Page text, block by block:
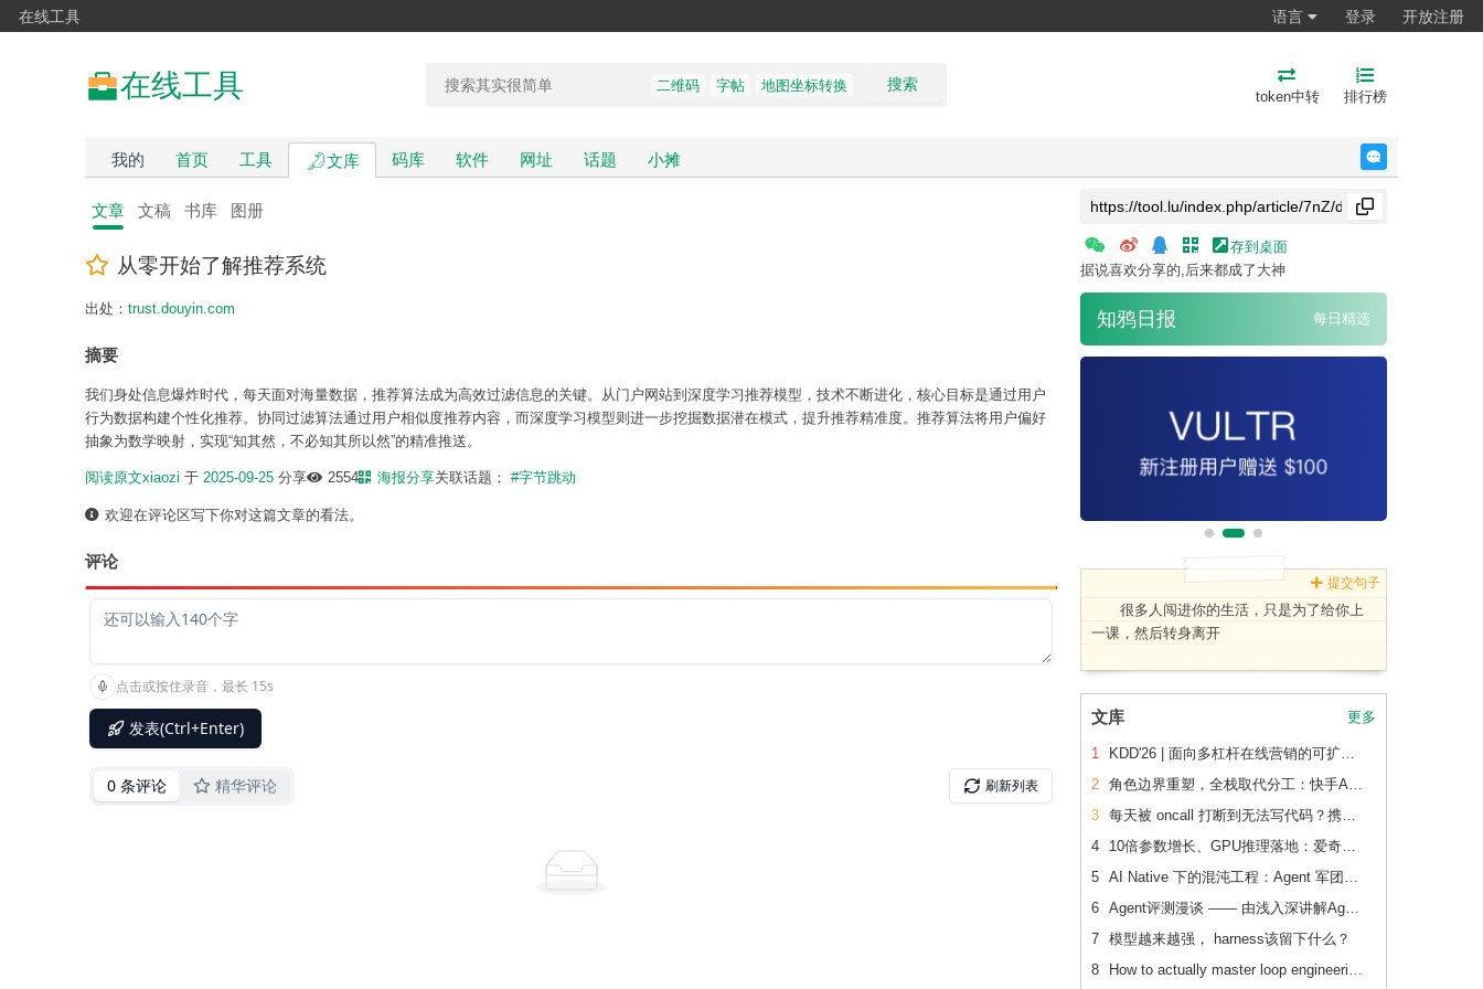
在线工具 语言 登录 开放注册
在线工具 搜索
二维码 字帖 地图坐标转换
token中转 排行榜
我的 首页 工具 文库 码库 软件 网址 话题 小摊
文章 文稿 书库 图册
从零开始了解推荐系统
出处： trust.douyin.com
摘要
我们身处信息爆炸时代，每天面对海量数据，推荐算法成为高效过滤信息的关键。从门户网站到深度学习推荐模型，技术不断进化，核心目标是通过用户
行为数据构建个性化推荐。协同过滤算法通过用户相似度推荐内容，而深度学习模型则进一步挖掘数据潜在模式，提升推荐精准度。推荐算法将用户偏好
抽象为数学映射，实现“知其然，不必知其所以然”的精准推送。
阅读原文xiaozi 于 2025-09-25 分享 2554 海报分享关联话题： #字节跳动
欢迎在评论区写下你对这篇文章的看法。
评论
存到桌面
据说喜欢分享的,后来都成了大神
知鸦日报 每日精选
提交句子
很多人闯进你的生活，只是为了给你上
一课，然后转身离开
文库 更多
1
KDD'26 | 面向多杠杆在线营销的可扩展、可追踪联合 增量建模
2
角色边界重塑，全栈取代分工：快手AI生产力体系成形
3
每天被 oncall 打断到无法写代码？携程机票前端用这套方法把重复问题解决了2/3
4
10倍参数增长、GPU推理落地：爱奇艺广告CVR模型的升级之路
5
AI Native 下的混沌工程：Agent 军团如何重新定义系统韧性验证
6
Agent评测漫谈 —— 由浅入深讲解Agent评测
7 模型越来越强， harness该留下什么？
8
How to actually master loop engineering